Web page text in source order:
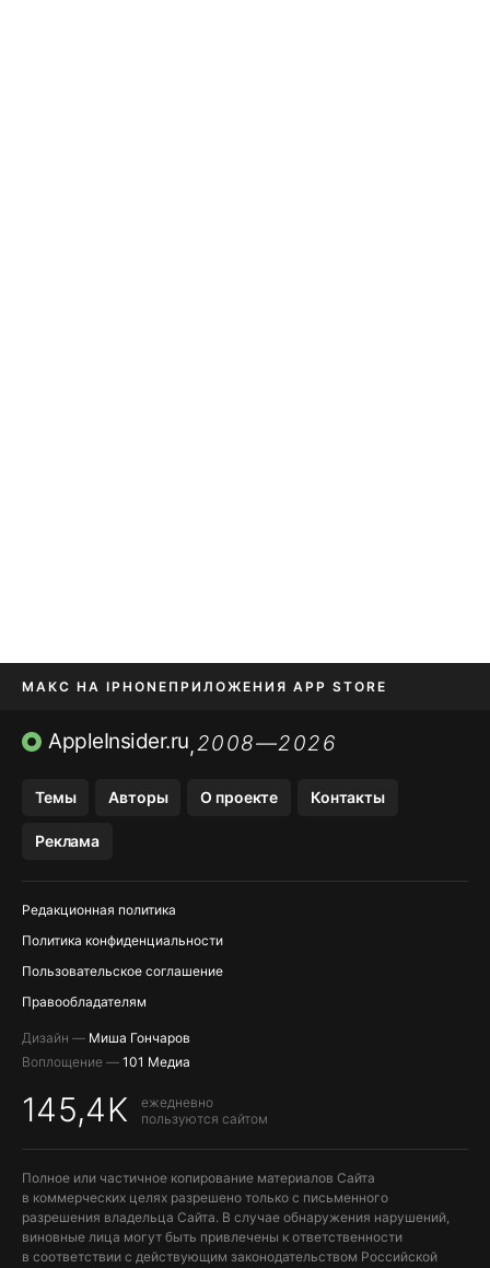
МАКС НА IPHONE ПРИЛОЖЕНИЯ APP STORE
TIKTOK НА IPHONEПРИЛОЖЕНИЯ БЕЗ APP STORE
AppleInsider.ru,2008—2026
Темы Авторы О проекте Контакты
Реклама
Редакционная политика
Политика конфиденциальности
Пользовательское соглашение
Правообладателям
Дизайн — Миша Гончаров
Воплощение — 101 Медиа
145,4K
ежедневно
пользуются сайтом
Полное или частичное копирование материалов Сайта
в коммерческих целях разрешено только с письменного
разрешения владельца Сайта. В случае обнаружения нарушений,
виновные лица могут быть привлечены к ответственности
в соответствии с действующим законодательством Российской